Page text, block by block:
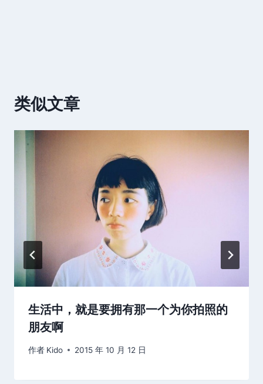
类似文章
生活中，就是要拥有那一个为你拍照的
朋友啊
作者 Kido 2015 年 10 月 12 日